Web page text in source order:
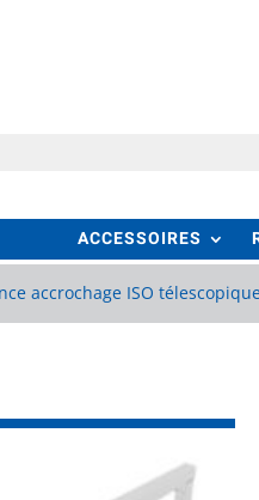
ACCESSOIRES
accrochage ISO